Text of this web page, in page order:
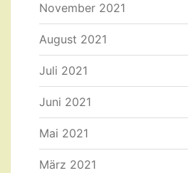
November 2021
August 2021
Juli 2021
Juni 2021
Mai 2021
März 2021